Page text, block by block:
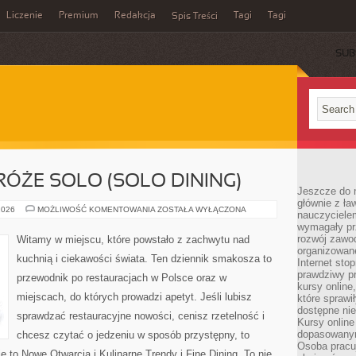
Liczenie Premium Redakcja Spis Treści Tagi Tagi
SOLO (SOLO DINING)
MOŻLIWOŚĆ KOMENTOWANIA KULINARNE
(SOLO
DINING)
ZOSTAŁA WYŁĄCZONA
Witamy w miejscu, które powstało z zachwytu nad
kuchnią i ciekawości świata. Ten dziennik smakosza to
przewodnik po restauracjach w Polsce oraz w
miejscach, do których prowadzi apetyt. Jeśli lubisz
sprawdzać restauracyjne nowości, cenisz rzetelność i
chcesz czytać o jedzeniu w sposób przystępny, to
Jeszcze do
głównie z
wymagały
rozwój
Internet
prawdziwy
kursy
które
dostępne
Kursy
Osoba